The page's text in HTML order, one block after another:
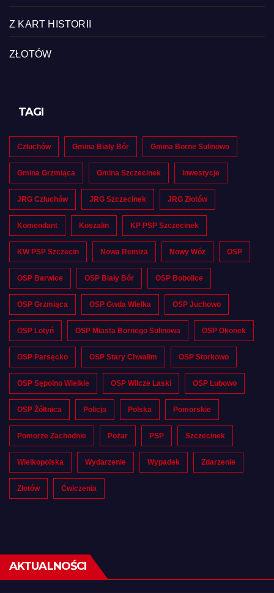
Z KART HISTORII
ZŁOTÓW
TAGI
Człuchów Gmina Biały Bór Gmina Borne Sulinowo
Gmina Grzmiąca Gmina Szczecinek Inwestycje
JRG Człuchów JRG Szczecinek JRG Złotów
Komendant Koszalin KP PSP Szczecinek
KW PSP Szczecin Nowa Remiza Nowy Wóz OSP
OSP Barwice OSP Biały Bór OSP Bobolice
OSP Grzmiąca OSP Gwda Wielka OSP Juchowo
OSP Lotyń OSP Miasta Bornego Sulinowa OSP Okonek
OSP Parsęcko OSP Stary Chwalim OSP Storkowo
OSP Sępolno Wielkie OSP Wilcze Laski OSP Łubowo
OSP Żółtnica Policja Polska Pomorskie
Pomorze Zachodnie Pożar PSP Szczecinek
Wielkopolska Wydarzenie Wypadek Zdarzenie
Złotów Ćwiczenia
AKTUALNOŚCI